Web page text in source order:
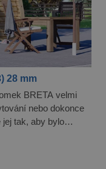
28 mm
BRETA velmi
nebo dokonce
tak, aby bylo
něco většího,
v nichž
koupelny, malé